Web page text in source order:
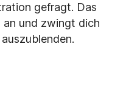
gefragt. Das
an und zwingt dich